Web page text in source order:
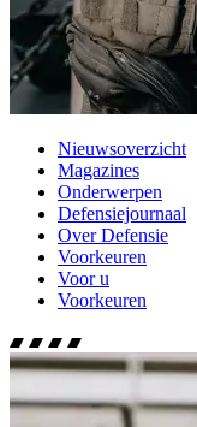
Nieuwsoverzicht
Magazines
Onderwerpen
Defensiejournaal
Over Defensie
Voorkeuren
Voor u
Voorkeuren